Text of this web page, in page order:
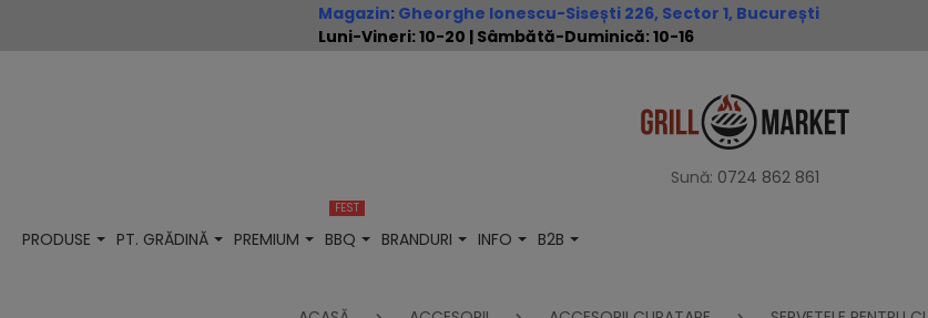
Magazin: Gheorghe Ionescu-Sisești 226, Sector 1, București
Luni-Vineri: 10-20 | Sâmbătă-Duminică: 10-16
Sună: 0724 862 861
PRODUSE PT. GRĂDINĂ PREMIUM BBQ
FEST
BRANDURI INFO
B2B